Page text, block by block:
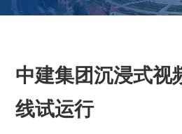
中建集团沉浸式视
线试运行